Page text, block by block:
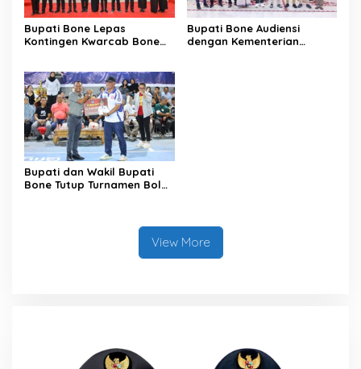
Bupati Bone Lepas
Kontingen Kwarcab Bone
Bupati Bone Audiensi
dengan Kementerian
Bupati dan Wakil Bupati
Bone Tutup Turnamen Bola
View More